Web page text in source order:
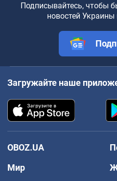
Подписывайтесь, чтобы
новостей
Загружайте наше
OBOZ.UA
Мир